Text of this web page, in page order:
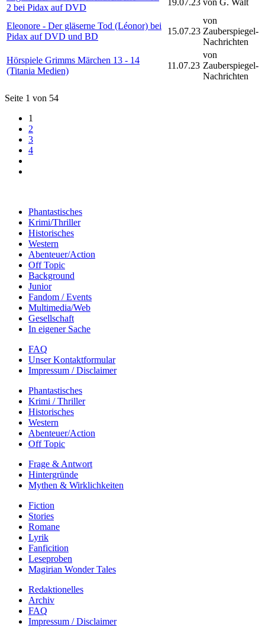
2 bei Pidax auf DVD
Eleonore - Der gläserne Tod (Léonor) bei
Pidax auf DVD und BD
15.07.23
von
Zauberspiegel-
Nachrichten
Hörspiele Grimms Märchen 13 - 14
(Titania Medien)
11.07.23
von
Zauberspiegel-
Nachrichten
Seite 1 von 54
1
2
3
4
Phantastisches
Krimi/Thriller
Historisches
Western
Abenteuer/Action
Off Topic
Background
Junior
Fandom / Events
Multimedia/Web
Gesellschaft
In eigener Sache
FAQ
Unser Kontaktformular
Impressum / Disclaimer
Phantastisches
Krimi / Thriller
Historisches
Western
Abenteuer/Action
Off Topic
Frage & Antwort
Hintergründe
Mythen & Wirklichkeiten
Fiction
Stories
Romane
Lyrik
Fanficition
Leseproben
Magirian Wonder Tales
Redaktionelles
Archiv
FAQ
Impressum / Disclaimer